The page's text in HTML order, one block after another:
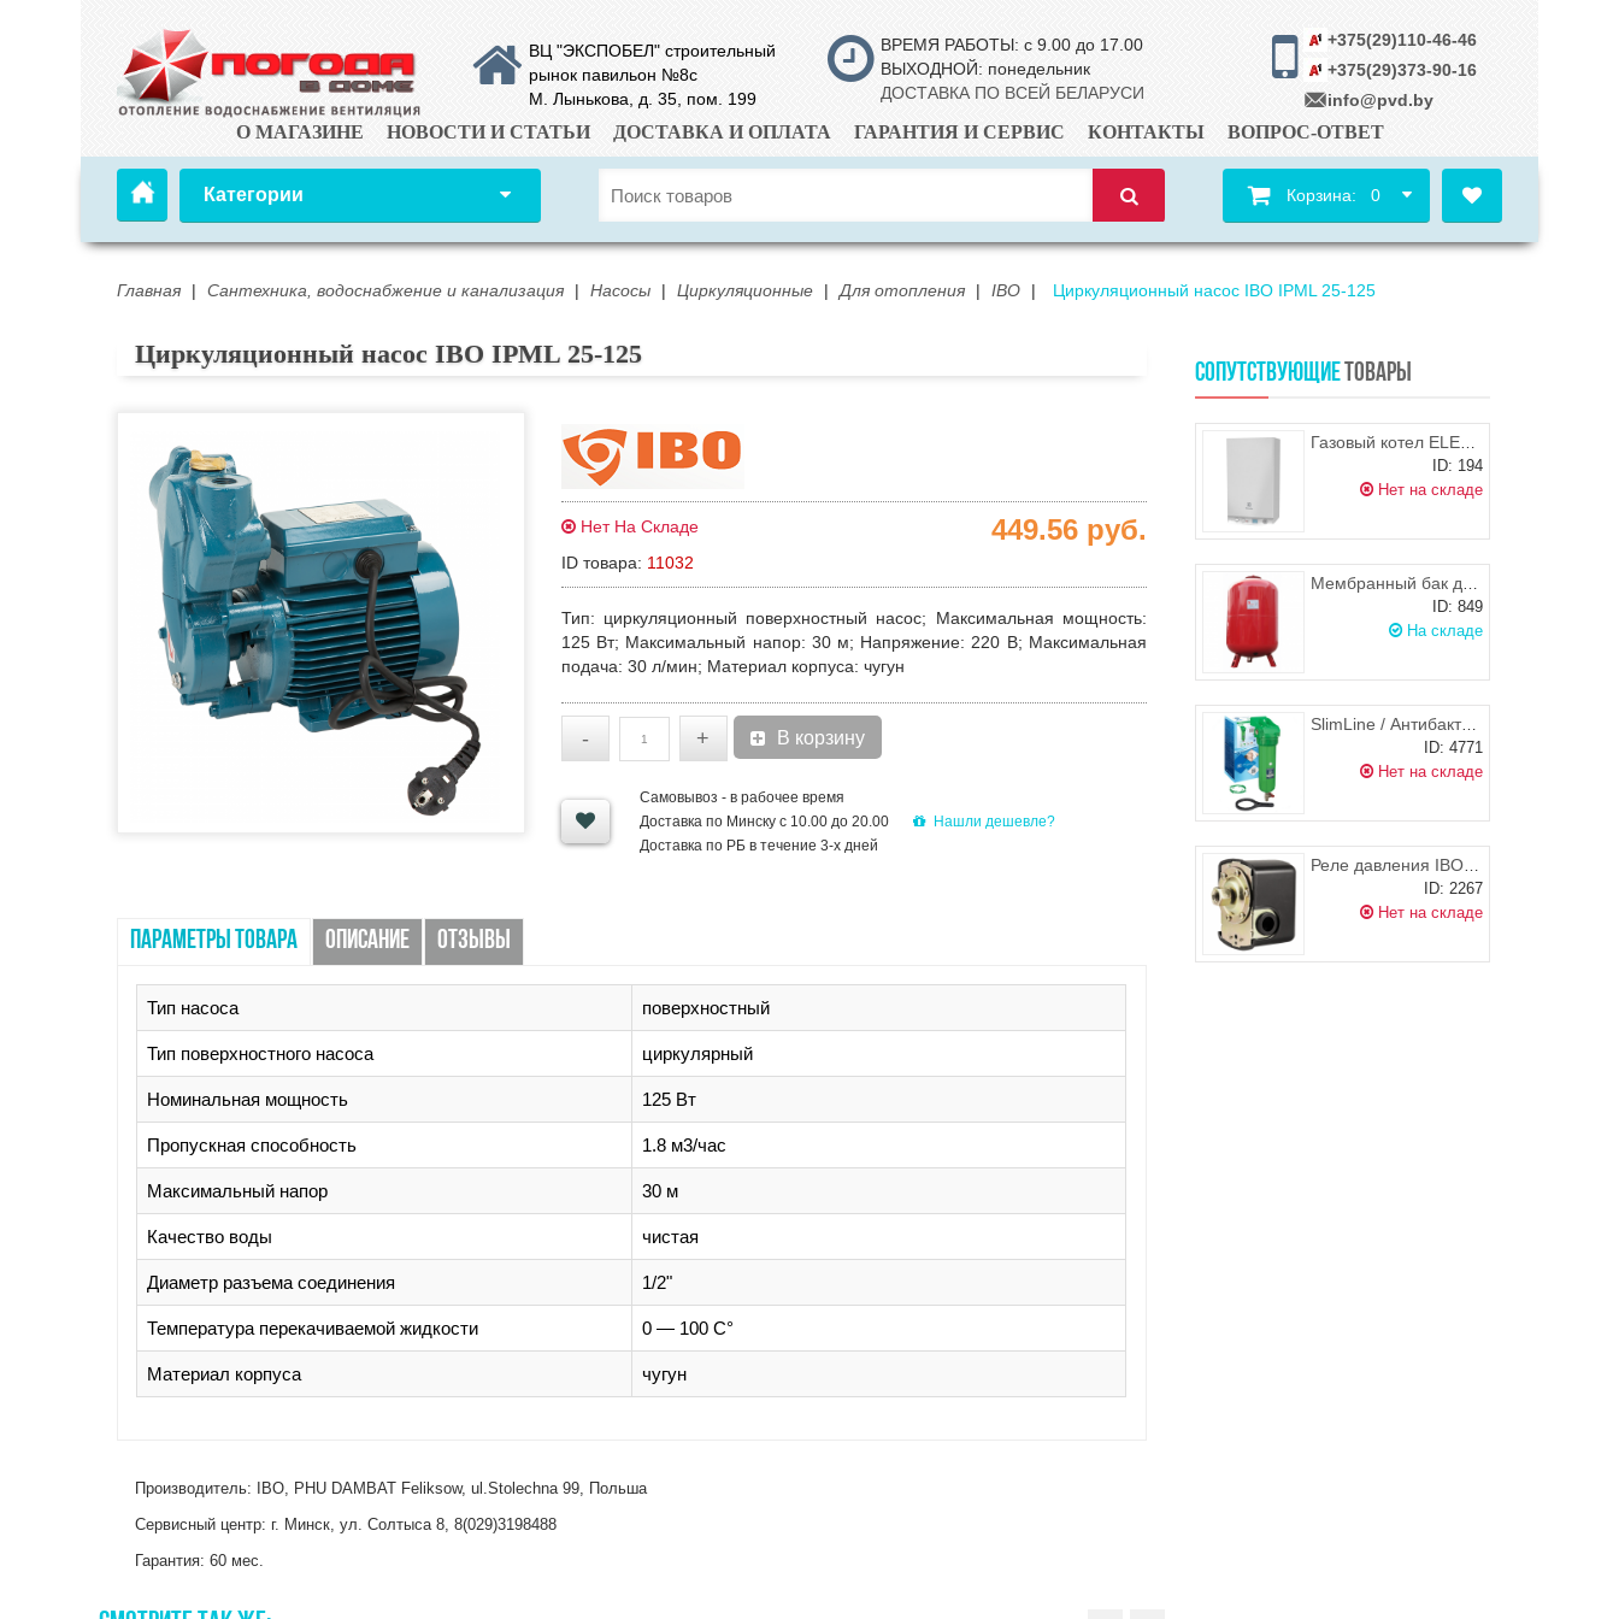
ВЦ "ЭКСПОБЕЛ" строительный
рынок павильон №8с
М. Лынькова, д. 35, пом. 199
ВРЕМЯ РАБОТЫ: с 9.00 до 17.00
ВЫХОДНОЙ: понедельник
ДОСТАВКА ПО ВСЕЙ БЕЛАРУСИ
+375(29)110-46-46
+375(29)373-90-16
info@pvd.by
О МАГАЗИНЕ НОВОСТИ И СТАТЬИ ДОСТАВКА И ОПЛАТА ГАРАНТИЯ И СЕРВИС КОНТАКТЫ ВОПРОС-ОТВЕТ
Категории Корзина: 0
Главная | Сантехника, водоснабжение и канализация | Насосы | Циркуляционные | Для отопления | IBO | Циркуляционный насос IBO IPML 25-125
Циркуляционный насос IBO IPML 25-125
Нет На Складе
ID товара: 11032
449.56 руб.
Тип: циркуляционный поверхностный насос; Максимальная мощность:
125 Вт; Максимальный напор: 30 м; Напряжение: 220 В; Максимальная
подача: 30 л/мин; Материал корпуса: чугун
- + В корзину
Самовывоз - в рабочее время
Доставка по Минску с 10.00 до 20.00
Доставка по РБ в течение 3-х дней
Нашли дешевле?
ПАРАМЕТРЫ ТОВАРА ОПИСАНИЕ ОТЗЫВЫ
Тип насоса поверхностный
Тип поверхностного насоса циркулярный
Номинальная мощность 125 Вт
Пропускная способность 1.8 м3/час
Максимальный напор 30 м
Качество воды чистая
Диаметр разъема соединения 1/2"
Температура перекачиваемой жидкости 0 — 100 C°
Материал корпуса чугун
Производитель: IBO, PHU DAMBAT Feliksow, ul.Stolechna 99, Польша
Сервисный центр: г. Минск, ул. Солтыса 8, 8(029)3198488
Гарантия: 60 мес.
СОПУТСТВУЮЩИЕТОВАРЫ
Газовый котел ELECTROLUX GCB Quantum 28Fi
ID: 194
Нет на складе
Мембранный бак для отопления Wester WRV 200 л
ID: 849
На складе
SlimLine / Антибактериальная фильтр-колба 1/2" для холодной воды FHPR-3V_R-AB, Aquafilter
ID: 4771
Нет на складе
Реле давления IBO SK-9 (AJ50/60) внутр. резьба
ID: 2267
Нет на складе